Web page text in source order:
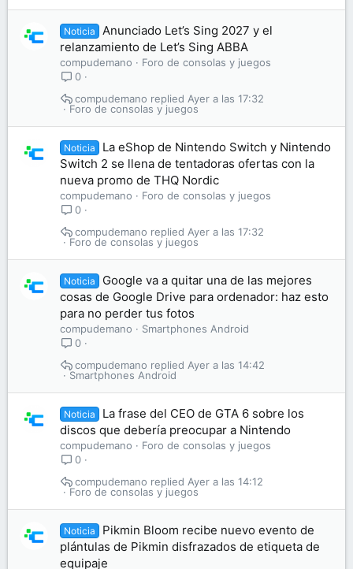
Noticia
Anunciado Let’s Sing 2027 y el
relanzamiento de Let’s Sing ABBA
compudemano
Foro de consolas y juegos
0
Foro de consolas y juegos
Ayer a las 17:32
compudemano
Noticia
La eShop de Nintendo Switch y Nintendo
Switch 2 se llena de tentadoras ofertas con la
nueva promo de THQ Nordic
compudemano
Foro de consolas y juegos
0
Foro de consolas y juegos
Ayer a las 17:32
compudemano
Noticia
Google va a quitar una de las mejores
cosas de Google Drive para ordenador: haz esto
para no perder tus fotos
compudemano
Smartphones Android
0
Smartphones Android
Ayer a las 14:42
compudemano
Noticia
La frase del CEO de GTA 6 sobre los
discos que debería preocupar a Nintendo
compudemano
Foro de consolas y juegos
0
Foro de consolas y juegos
Ayer a las 14:12
compudemano
Noticia
Pikmin Bloom recibe nuevo evento de
plántulas de Pikmin disfrazados de etiqueta de
equipaje